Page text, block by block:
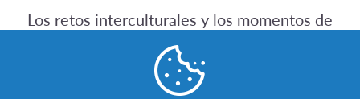
Los retos interculturales y los momentos de
aprendizajes son parte inevitable de nuestro
diario vivir – en el aula de clases y en los
espacios públicos.